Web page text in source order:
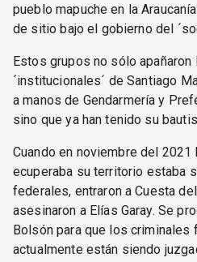
pueblo mapuche en la
de sitio bajo el gobierno del
Estos grupos no sólo
´institucionales´ de Santiago
a manos de Gendarmería y
sino que ya han tenido su
Cuando en noviembre del
ecuperaba su territorio estaba
federales, entraron a Cuesta
asesinaron a Elías Garay. Se
Bolsón para que los criminales
actualmente están siendo